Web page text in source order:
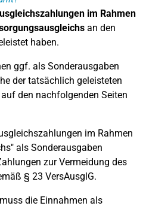
im Rahmen
an den
haben.
ggf. als Sonderausgaben
der tatsächlich geleisteten
den nachfolgenden Seiten
im Rahmen
als Sonderausgaben
zur Vermeidung des
§ 23 VersAusglG.
die Einnahmen als